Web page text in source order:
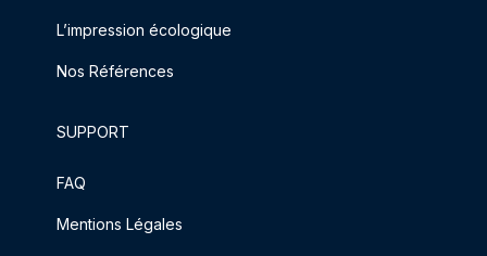
L’impression écologique
Nos Références
SUPPORT
FAQ
Mentions Légales